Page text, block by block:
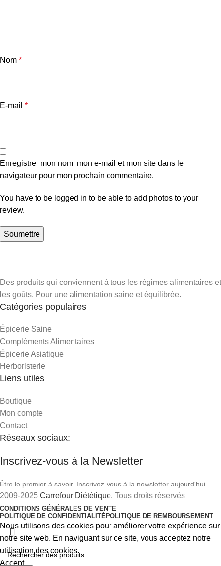
Nom *
E-mail *
Enregistrer mon nom, mon e-mail et mon site dans le
navigateur pour mon prochain commentaire.
You have to be logged in to be able to add photos to your
review.
Des produits qui conviennent à tous les régimes alimentaires et
les goûts. Pour une alimentation saine et équilibrée.
Catégories populaires
Épicerie Saine
Compléments Alimentaires
Épicerie Asiatique
Herboristerie
Liens utiles
Boutique
Mon compte
Contact
Réseaux sociaux:
Inscrivez-vous à la Newsletter
Être le premier à savoir. Inscrivez-vous à la newsletter aujourd'hui
2009-2025 Carrefour Diététique. Tous droits réservés
CONDITIONS GÉNÉRALES DE VENTE
POLITIQUE DE CONFIDENTIALITÉPOLITIQUE DE REMBOURSEMENT
Nous utilisons des cookies pour améliorer votre expérience sur
notre site web. En naviguant sur ce site, vous acceptez notre
utilisation des cookies.
Accept